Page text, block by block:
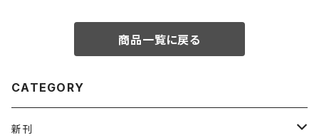
商品一覧に戻る
CATEGORY
新刊